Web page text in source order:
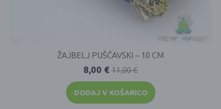
ŽAJBELJ PUŠČAVSKI – 10 CM
11,00€
8,00 €
DODAJ V KOŠARICO